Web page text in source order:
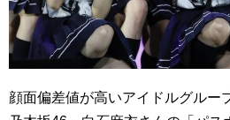
顔面偏差値が高いアイドルグルー